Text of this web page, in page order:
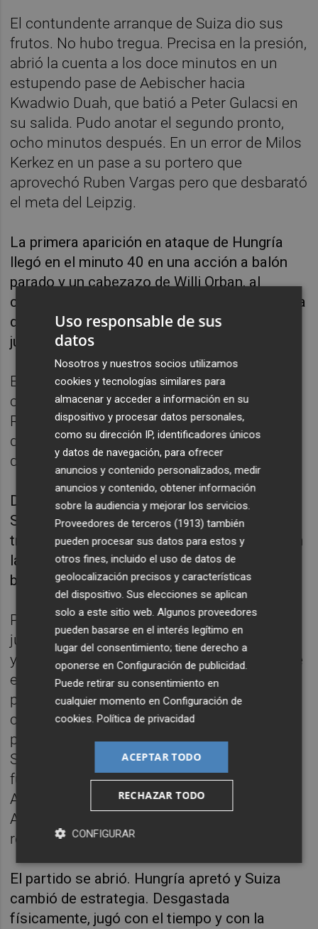
El contundente arranque de Suiza dio sus
frutos. No hubo tregua. Precisa en la presión,
abrió la cuenta a los doce minutos en un
estupendo pase de Aebischer hacia
Kwadwio Duah, que batió a Peter Gulacsi en
su salida. Pudo anotar el segundo pronto,
ocho minutos después. En un error de Milos
Kerkez en un pase a su portero que
aprovechó Ruben Vargas pero que desbarató
el meta del Leipzig.
La primera aparición en ataque de Hungría
llegó en el minuto 40 en una acción a balón
parado y un cabezazo de Willi Orban, al
centro, detenido por el meta Yann Sommer. La
diferencia estaba en el acierto. Lo tuvo Suiza
justo antes del intermedio.
En otro gran error defensivo, en cadena, del
cuadro de Marco Rossi. Xhaka encontró a
Remo Freuler, que centró a Aebisher que,
desde el borde del área, ejecutó un preciso
disparo imposible para Gulacsi.
Desnivelado notablemente, con dos goles,
Suiza afrontó con cierta relajación el choque
tras el intermedio, aunque pudo sentenciar en
la primera acción de la segunda parte con un
balón que echó fuera Kwadwio Diah.
Pero todo cambió a partir de la hora de
juego. Con los cambios y mayor aceleración
y atrevimiento, Hungría se dio cuenta de que
el partido podía ser suyo. Varga amenazó
primero en un centro de Roland Sallai que
cabeceó fuera por poco. Y en el 66 no
perdonó. Sallai encontró a Dominik
Szoboszlai. El centrocampista del Liverpool
fue preciso. Mandó un buen pase al área.
Apareció Barnabás Varga, que se anticipó a
Abebischer para marcar y estrechar el
resultado.
El partido se abrió. Hungría apretó y Suiza
cambió de estrategia. Desgastada
físicamente, jugó con el tiempo y con la
Uso responsable de sus
datos
Nosotros y nuestros socios utilizamos
cookies y tecnologías similares para
almacenar y acceder a información en su
dispositivo y procesar datos personales,
como su dirección IP, identificadores únicos
y datos de navegación, para ofrecer
anuncios y contenido personalizados, medir
anuncios y contenido, obtener información
sobre la audiencia y mejorar los servicios.
Proveedores de terceros (1913) también
pueden procesar sus datos para estos y
otros fines, incluido el uso de datos de
geolocalización precisos y características
del dispositivo. Sus elecciones se aplican
solo a este sitio web. Algunos proveedores
pueden basarse en el interés legítimo en
lugar del consentimiento; tiene derecho a
oponerse enConfiguración de publicidad.
Puede retirar su consentimiento en
cualquier momento enConfiguración de
cookies.Política de privacidad
ACEPTAR TODO
RECHAZAR TODO
CONFIGURAR